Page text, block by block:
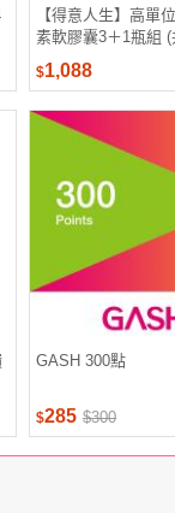
【得意人生】高單
素軟膠囊3＋1瓶組 (
$1,088
GASH 300點
$285 $300